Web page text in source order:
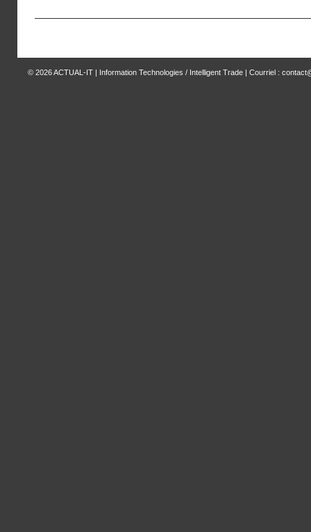
© 2026ACTUAL-IT | Information Technologies / Intelligent Trade | Courriel :